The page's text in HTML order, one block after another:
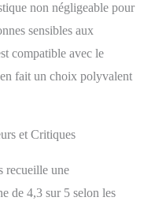
non négligeable pour
sensibles aux
compatible avec le
fait un choix polyvalent
et Critiques
recueille une
de 4,3 sur 5 selon les